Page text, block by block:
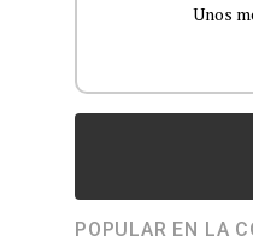
Unos
POPULAR EN LA